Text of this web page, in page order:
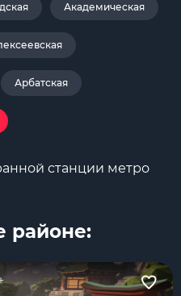
Академическая
Арбатская
станции метро
районе: